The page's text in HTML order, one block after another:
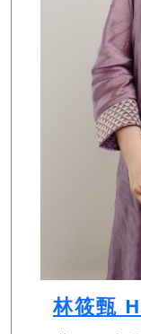
林筱甄